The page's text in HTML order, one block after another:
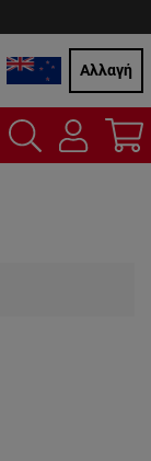
Αλλαγή